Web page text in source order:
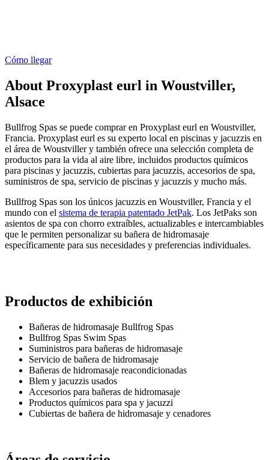
Cómo llegar
About Proxyplast eurl in Woustviller,
Alsace
Bullfrog Spas se puede comprar en Proxyplast eurl en Woustviller,
Francia. Proxyplast eurl es su experto local en piscinas y jacuzzis en
el área de Woustviller y también ofrece una selección completa de
productos para la vida al aire libre, incluidos productos químicos
para piscinas y jacuzzis, cubiertas para jacuzzis, accesorios de spa,
suministros de spa, servicio de piscinas y jacuzzis y mucho más.
Bullfrog Spas son los únicos jacuzzis en Woustviller, Francia y el
mundo con el sistema de terapia patentado JetPak. Los JetPaks son
asientos de spa con chorro extraíbles, actualizables e intercambiables
que le permiten personalizar su bañera de hidromasaje
específicamente para sus necesidades y preferencias individuales.
Productos de exhibición
Bañeras de hidromasaje Bullfrog Spas
Bullfrog Spas Swim Spas
Suministros para bañeras de hidromasaje
Servicio de bañera de hidromasaje
Bañeras de hidromasaje reacondicionadas
Blem y jacuzzis usados
Accesorios para bañeras de hidromasaje
Productos químicos para spa y jacuzzi
Cubiertas de bañera de hidromasaje y cenadores